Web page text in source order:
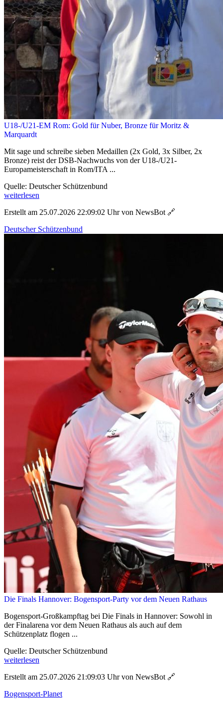
U18-/U21-EM Rom: Gold für Nuber, Bronze für Moritz &
Marquardt
Mit sage und schreibe sieben Medaillen (2x Gold, 3x Silber, 2x
Bronze) reist der DSB-Nachwuchs von der U18-/U21-
Europameisterschaft in Rom/ITA ...
Quelle: Deutscher Schützenbund
weiterlesen
Erstellt am 25.07.2026 22:09:02 Uhr von NewsBot 🔗
Deutscher Schützenbund
Die Finals Hannover: Bogensport-Party vor dem Neuen Rathaus
Bogensport-Großkampftag bei Die Finals in Hannover: Sowohl in
der Finalarena vor dem Neuen Rathaus als auch auf dem
Schützenplatz flogen ...
Quelle: Deutscher Schützenbund
weiterlesen
Erstellt am 25.07.2026 21:09:03 Uhr von NewsBot 🔗
Bogensport-Planet